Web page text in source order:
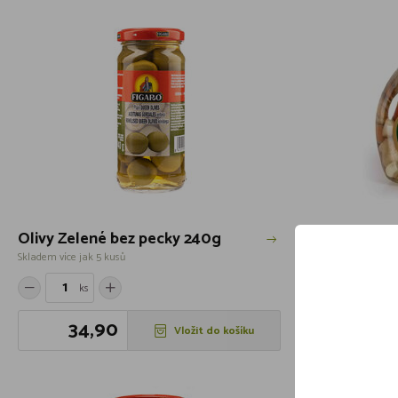
Olivy Zelené bez pecky 240g
Skladem více jak 5 kusů
ks
34,90 Vložit do košíku